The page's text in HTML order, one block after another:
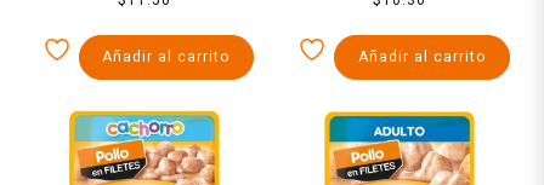
Añadir al carrito Añadir al carrito